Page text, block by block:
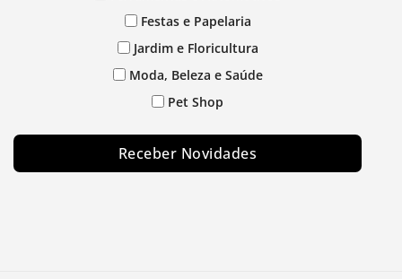
Festas e Papelaria
Jardim e Floricultura
Moda, Beleza e Saúde
Pet Shop
Receber Novidades